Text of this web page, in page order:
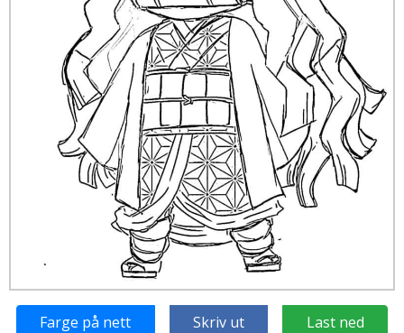
Farge på nett Skriv ut Last ned